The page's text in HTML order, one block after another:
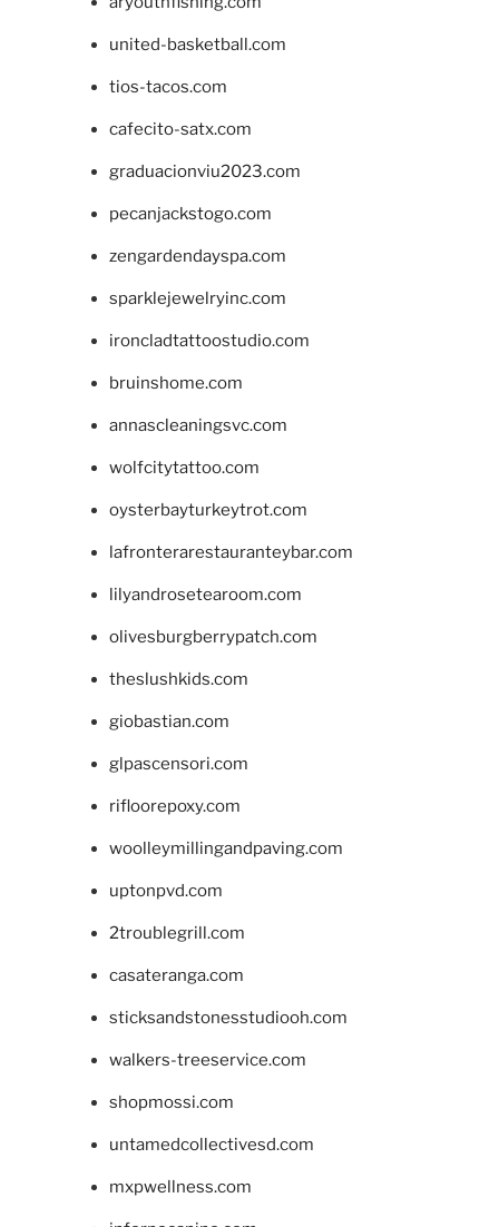
united-basketball.com
tios-tacos.com
cafecito-satx.com
graduacionviu2023.com
pecanjackstogo.com
zengardendayspa.com
sparklejewelryinc.com
ironcladtattoostudio.com
bruinshome.com
annascleaningsvc.com
wolfcitytattoo.com
oysterbayturkeytrot.com
lafronterarestauranteybar.com
lilyandrosetearoom.com
olivesburgberrypatch.com
theslushkids.com
giobastian.com
glpascensori.com
rifloorepoxy.com
woolleymillingandpaving.com
uptonpvd.com
2troublegrill.com
casateranga.com
sticksandstonesstudiooh.com
walkers-treeservice.com
shopmossi.com
untamedcollectivesd.com
mxpwellness.com